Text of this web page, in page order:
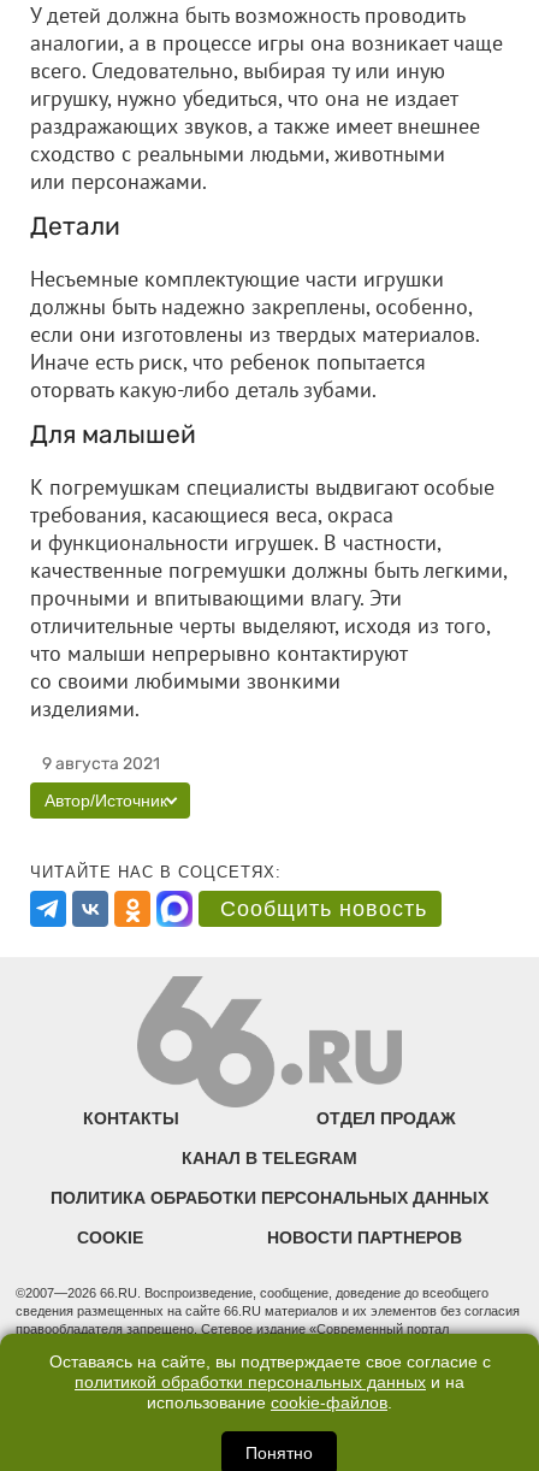
У детей должна быть возможность проводить
аналогии, а в процессе игры она возникает чаще
всего. Следовательно, выбирая ту или иную
игрушку, нужно убедиться, что она не издает
раздражающих звуков, а также имеет внешнее
сходство с реальными людьми, животными
или персонажами.
Детали
Несъемные комплектующие части игрушки
должны быть надежно закреплены, особенно,
если они изготовлены из твердых материалов.
Иначе есть риск, что ребенок попытается
оторвать какую-либо деталь зубами.
Для малышей
К погремушкам специалисты выдвигают особые
требования, касающиеся веса, окраса
и функциональности игрушек. В частности,
качественные погремушки должны быть легкими,
прочными и впитывающими влагу. Эти
отличительные черты выделяют, исходя из того,
что малыши непрерывно контактируют
со своими любимыми звонкими
изделиями.
9 августа 2021
Автор/Источник
ЧИТАЙТЕ НАС В СОЦСЕТЯХ:
Сообщить новость
КОНТАКТЫ ОТДЕЛ ПРОДАЖ
КАНАЛ В TELEGRAM
ПОЛИТИКА ОБРАБОТКИ ПЕРСОНАЛЬНЫХ ДАННЫХ
COOKIE НОВОСТИ ПАРТНЕРОВ
©2007—2026 66.RU. Воспроизведение, сообщение, доведение до всеобщего
сведения размещенных на сайте 66.RU материалов и их элементов без согласия
правообладателя запрещено. Сетевое издание «Современный портал
надзору в сфере связи, информационных технологий и массовых коммуникаций
(Роскомнадзор). Регистрационный номер ЭЛ № ФС 77 - 76634 от 02.09.2019
Учредитель: Общество с ограниченной ответственностью "66.ру". Юридический
3, оф. 7015 Фактический адрес редакции и отдела продаж: 620014, Свердловская
обл., г. Екатеринбург, ул. Бориса Ельцина, д. 3, оф. 7015, +7 (343) 288-50-66
Оставаясь на сайте, вы подтверждаете свое согласие с
политикой обработки персональных данных и на
использование cookie-файлов.
Понятно